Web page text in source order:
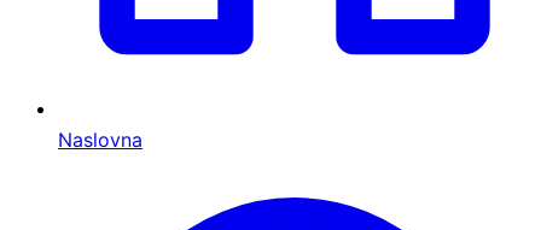
Naslovna